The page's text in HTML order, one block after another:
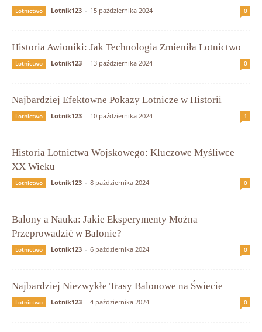
Lotnictwo Lotnik123 - 15 października 2024 0
Historia Awioniki: Jak Technologia Zmieniła Lotnictwo
Lotnictwo Lotnik123 - 13 października 2024 0
Najbardziej Efektowne Pokazy Lotnicze w Historii
Lotnictwo Lotnik123 - 10 października 2024 1
Historia Lotnictwa Wojskowego: Kluczowe Myśliwce
XX Wieku
Lotnictwo Lotnik123 - 8 października 2024 0
Balony a Nauka: Jakie Eksperymenty Można
Przeprowadzić w Balonie?
Lotnictwo Lotnik123 - 6 października 2024 0
Najbardziej Niezwykłe Trasy Balonowe na Świecie
Lotnictwo Lotnik123 - 4 października 2024 0